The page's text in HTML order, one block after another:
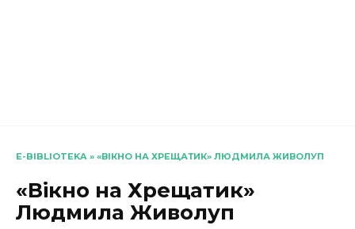
E-BIBLIOTEKA » «ВІКНО НА ХРЕЩАТИК» ЛЮДМИЛА ЖИВОЛУП
«Вікно на Хрещатик»
Людмила Живолуп